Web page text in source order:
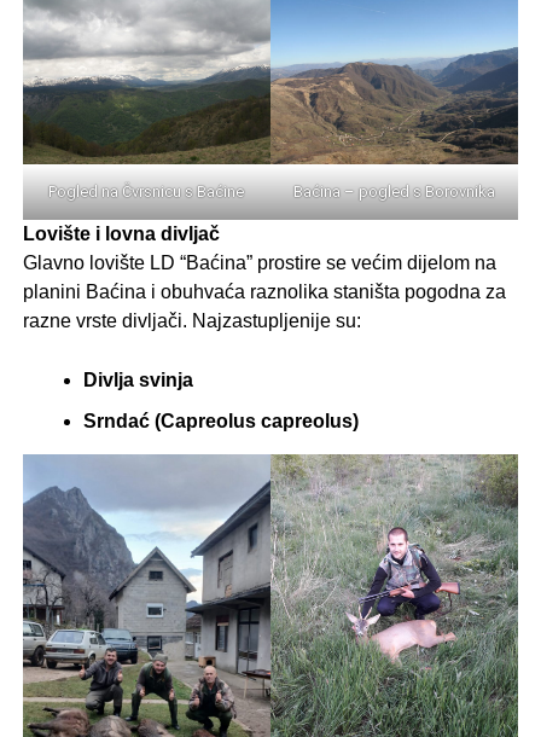
Pogled na Čvrsnicu s Baćine Baćina – pogled s Borovnika
Lovište i lovna divljač
Glavno lovište LD “Baćina” prostire se većim dijelom na
planini Baćina i obuhvaća raznolika staništa pogodna za
razne vrste divljači. Najzastupljenije su:
Divlja svinja
Srndać (Capreolus capreolus)